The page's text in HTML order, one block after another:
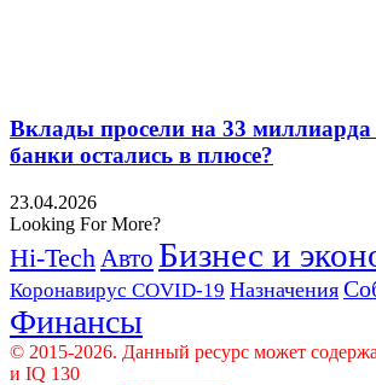
Вклады просели на 33 миллиарда
банки остались в плюсе?
23.04.2026
Looking For More?
Hi-Tech Авто Бизнес и
Коронавирус COVID-19 Назначения
Финансы
© 2015-2026. Данный ресурс может
и IQ 130